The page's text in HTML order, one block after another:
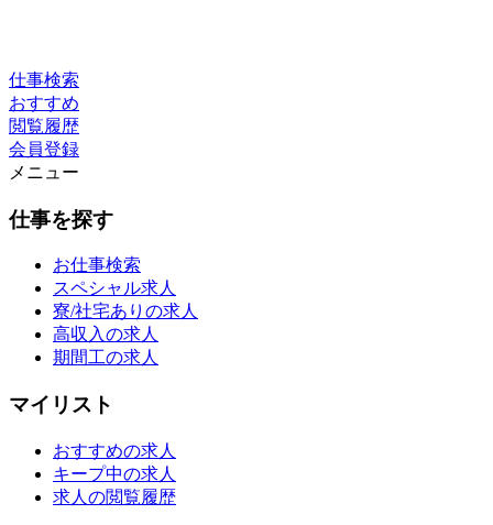
仕事検索
おすすめ
閲覧履歴
会員登録
メニュー
仕事を探す
お仕事検索
スペシャル求人
寮/社宅ありの求人
高収入の求人
期間工の求人
マイリスト
おすすめの求人
キープ中の求人
求人の閲覧履歴